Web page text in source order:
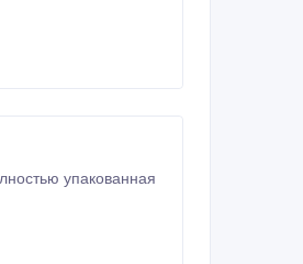
упакованная